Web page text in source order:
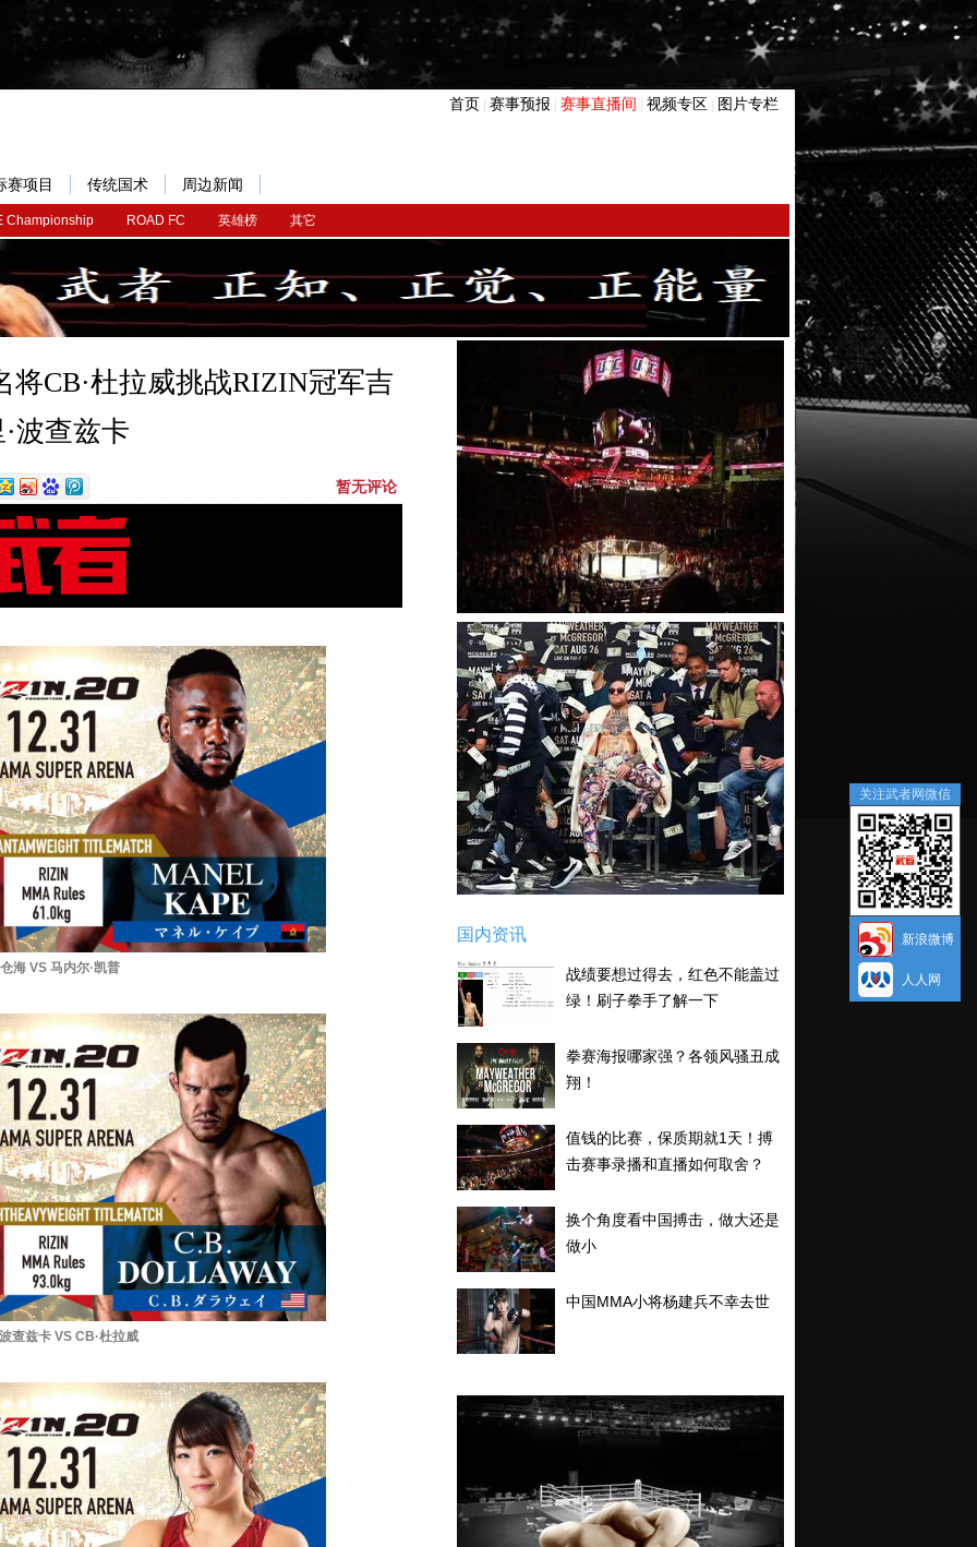
首页 赛事预报 赛事直播间 视频专区 图片专栏
Championship ROAD FC 英雄榜 其它
赛项目 传统国术 周边新闻
将CB·杜拉威挑战RIZIN冠军吉
波查兹卡
暂无评论
海 VS 马内尔·凯普
查兹卡 VS CB·杜拉威
国内资讯
战绩要想过得去，红色不能盖过
绿！刷子拳手了解一下
拳赛海报哪家强？各领风骚丑成
翔！
值钱的比赛，保质期就1天！搏
击赛事录播和直播如何取舍？
换个角度看中国搏击，做大还是
做小
中国MMA小将杨建兵不幸去世
关注武者网微信
新浪微博
人人网